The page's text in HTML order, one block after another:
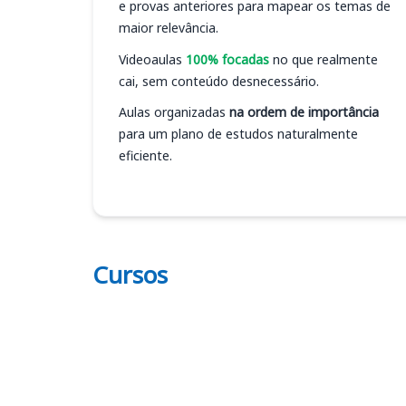
e provas anteriores para mapear os temas de
maior relevância.
Videoaulas 100% focadas no que realmente
cai, sem conteúdo desnecessário.
Aulas organizadas na ordem de importância
para um plano de estudos naturalmente
eficiente.
Cursos